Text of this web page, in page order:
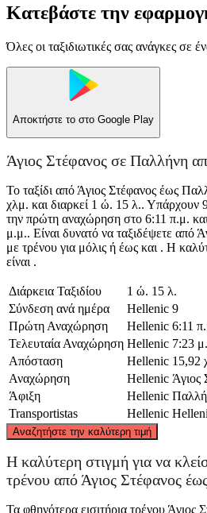
Κατεβάστε την
Όλες οι ταξιδιωτικές σας ανάγκες σε
Αποκτήστε το στο Google Play
Άγιος Στέφανος σε Παλλήνη
Το ταξίδι από Άγιος Στέφανος έως
χλμ. και διαρκεί 1 ώ. 15 λ.. Υπάρχουν
την πρώτη αναχώρηση στο 6:11 π.μ.
μ.μ.. Είναι δυνατό να ταξιδέψετε από
με τρένου για μόλις ή έως και . Η
είναι .
Διάρκεια Ταξιδίου
1 ώ. 15 λ.
Σύνδεση ανά ημέρα
Hellenic 9
Πρώτη Αναχώρηση
Hellenic 6:11
Τελευταία Αναχώρηση Hellenic 7:23
Απόσταση
Hellenic 15,92
Αναχώρηση
Hellenic Άγιος
Άφιξη
Hellenic
Transportistas
Hellenic
Αναζητήστε την καλύτερη τιμή
©
Η καλύτερη στιγμή για να
τρένου από Άγιος Στέφανος
Τα φθηνότερα εισιτήρια τρένου Άγιος